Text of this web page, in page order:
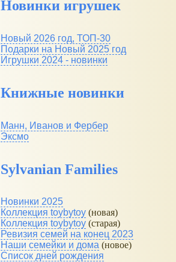
Новинки игрушек
Новый 2026 год, ТОП-30
Подарки на Новый 2025 год
Игрушки 2024 - новинки
Книжные новинки
Манн, Иванов и Фербер
Эксмо
Sylvanian Families
Новинки 2025
Коллекция toybytoy (новая)
Коллекция toybytoy (старая)
Ревизия семей на конец 2023
Наши семейки и дома (новое)
Список дней рождения